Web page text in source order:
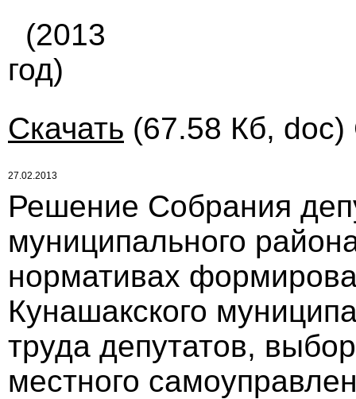
(2013
год)
Скачать (67.58 Кб, doc)
27.02.2013
Решение Собрания
муниципального
нормативах
Кунашакского
труда депутатов,
местного